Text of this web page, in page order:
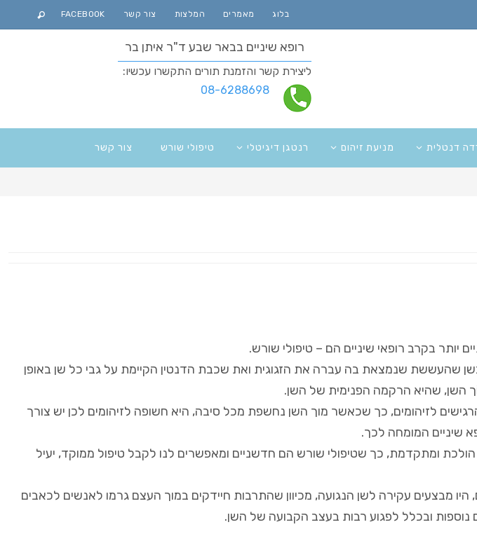
בלוג מאמרים המלצות צור קשר FACEBOOK
רופא שיניים בבאר שבע ד"ר איתן בר
ליצירת קשר והזמנת תורים התקשרו עכשיו:
08-6288698
דנטלית מניעת זיהום רנטגן דיגיטלי טיפולי שורש צור קשר
יותר בקרב רופאי שיניים הם – טיפולי שורש.
שהעששת שנמצאת בה עברה את הזגוגית ואת שכבת הדנטין הקיימת על גבי כל שן באופן
השן, שהיא הרקמה הפנימית של השן.
לזיהומים, כך שכאשר מוך השן נחשפת מכל סיבה, היא חשופה לזיהומים לכן יש צורך
שיניים המומחה לכך.
הולכת ומתקדמת, כך שטיפולי שורש הם חדשניים ומאפשרים לנו לקבל טיפול ממוקד, יעיל
מבצעים עקירה לשן הנגועה, מכיוון שהתרבות חיידקים במוך העצם גרמו לאנשים לכאבים
נוספות ובכלל לפגוע רבות בעצב הקבועה של השן.